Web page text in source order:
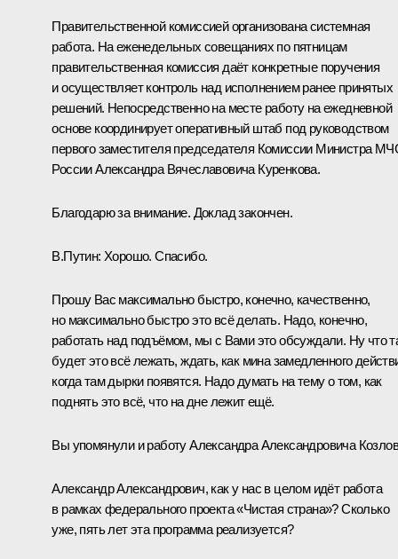
Правительственной комиссией организована системная
работа. На еженедельных совещаниях по пятницам
правительственная комиссия даёт конкретные поручения
и осуществляет контроль над исполнением ранее принятых
решений. Непосредственно на месте работу на ежедневной
основе координирует оперативный штаб под руководством
первого заместителя председателя Комиссии Министра
России Александра Вячеславовича Куренкова.
Благодарю за внимание. Доклад закончен.
В.Путин: Хорошо. Спасибо.
Прошу Вас максимально быстро, конечно, качественно,
но максимально быстро это всё делать. Надо, конечно,
работать над подъёмом, мы с Вами это обсуждали. Ну что
будет это всё лежать, ждать, как мина замедленного
когда там дырки появятся. Надо думать на тему о том, как
поднять это всё, что на дне лежит ещё.
Вы упомянули и работу Александра Александровича
Александр Александрович, как у нас в целом идёт работа
в рамках федерального проекта «Чистая страна»? Сколько
уже, пять лет эта программа реализуется?